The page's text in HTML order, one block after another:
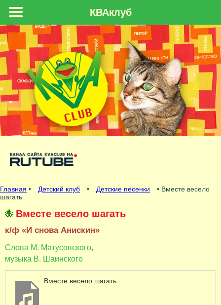
Главная • Детский клуб • Детские песенки
• Вместе весело
шагать
Вместе весело шагать
к/ф «И снова Анискин»
Слова М. Матусовского,
музыка В. Шаинского
Вместе весело шагать
КВАклуб